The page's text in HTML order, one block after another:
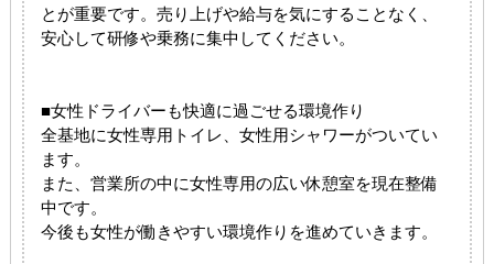
とが重要です。売り上げや給与を気にすることなく、
安心して研修や乗務に集中してください。
■女性ドライバーも快適に過ごせる環境作り
全基地に女性専用トイレ、女性用シャワーがついてい
ます。
また、営業所の中に女性専用の広い休憩室を現在整備
中です。
今後も女性が働きやすい環境作りを進めていきます。